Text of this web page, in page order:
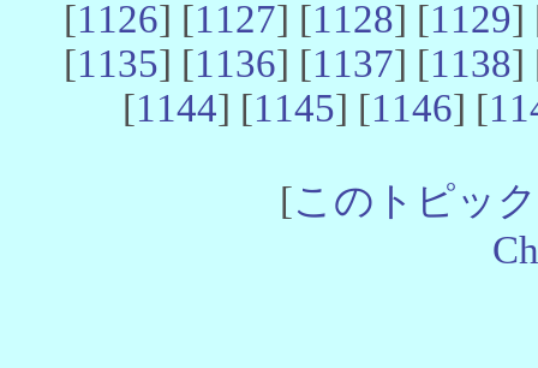
[1126] [1127] [1128] [1129]
[1135] [1136] [1137] [1138]
[1144] [1145] [1146] [
[このトピッ